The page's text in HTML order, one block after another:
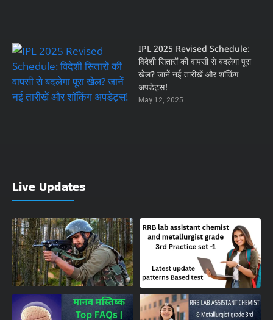
IPL 2025 Revised Schedule:
विदेशी सितारों की वापसी से बदलेगा पूरा
खेल? जानें नई तारीखें और शॉकिंग
अपडेट्स!
May 12, 2025
Live Updates